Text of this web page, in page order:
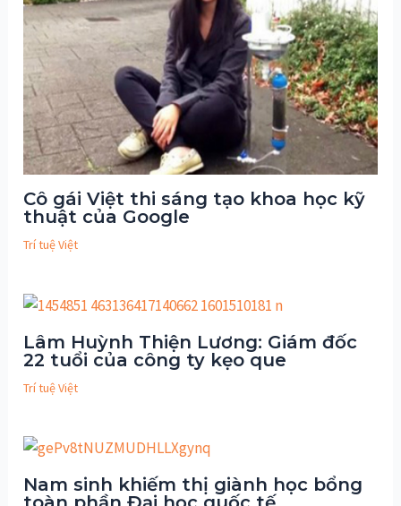
Cô gái Việt thi sáng tạo khoa học kỹ
thuật của Google
Trí tuệ Việt
Lâm Huỳnh Thiện Lương: Giám đốc
22 tuổi của công ty kẹo que
Trí tuệ Việt
Nam sinh khiếm thị giành học bổng